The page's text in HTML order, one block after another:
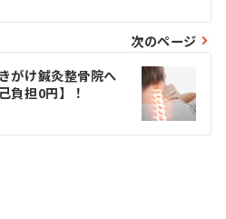
次のページ
がけ鍼灸整骨院へ
負担0円】！